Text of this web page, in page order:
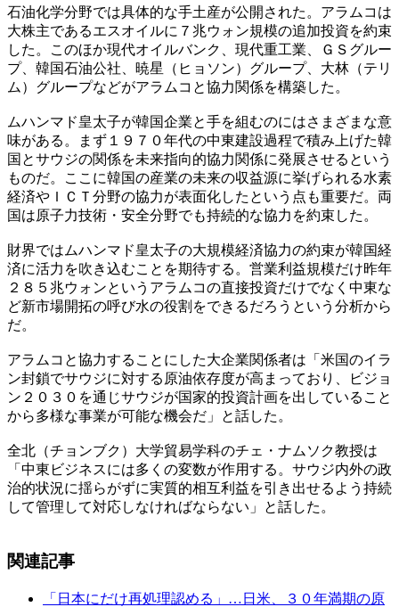
石油化学分野では具体的な手土産が公開された。アラムコは
大株主であるエスオイルに７兆ウォン規模の追加投資を約束
した。このほか現代オイルバンク、現代重工業、ＧＳグルー
プ、韓国石油公社、暁星（ヒョソン）グループ、大林（テリ
ム）グループなどがアラムコと協力関係を構築した。
ムハンマド皇太子が韓国企業と手を組むのにはさまざまな意
味がある。まず１９７０年代の中東建設過程で積み上げた韓
国とサウジの関係を未来指向的協力関係に発展させるという
ものだ。ここに韓国の産業の未来の収益源に挙げられる水素
経済やＩＣＴ分野の協力が表面化したという点も重要だ。両
国は原子力技術・安全分野でも持続的な協力を約束した。
財界ではムハンマド皇太子の大規模経済協力の約束が韓国経
済に活力を吹き込むことを期待する。営業利益規模だけ昨年
２８５兆ウォンというアラムコの直接投資だけでなく中東な
ど新市場開拓の呼び水の役割をできるだろうという分析から
だ。
アラムコと協力することにした大企業関係者は「米国のイラ
ン封鎖でサウジに対する原油依存度が高まっており、ビジョ
ン２０３０を通じサウジが国家的投資計画を出していること
から多様な事業が可能な機会だ」と話した。
全北（チョンブク）大学貿易学科のチェ・ナムソク教授は
「中東ビジネスには多くの変数が作用する。サウジ内外の政
治的状況に揺らがずに実質的相互利益を引き出せるよう持続
して管理して対応しなければならない」と話した。
関連記事
「日本にだけ再処理認める」…日米、３０年満期の原